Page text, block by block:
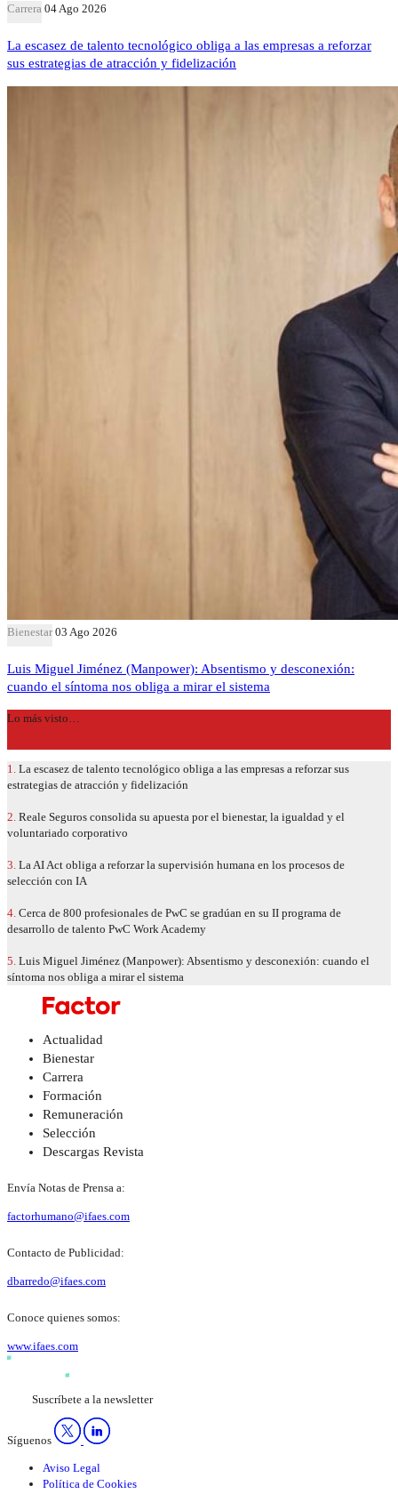
Carrera 04 Ago 2026
La escasez de talento tecnológico obliga a las empresas a reforzar
sus estrategias de atracción y fidelización
Bienestar 03 Ago 2026
Luis Miguel Jiménez (Manpower): Absentismo y desconexión:
cuando el síntoma nos obliga a mirar el sistema
Lo más visto…
1. La escasez de talento tecnológico obliga a las empresas a reforzar sus
estrategias de atracción y fidelización
2. Reale Seguros consolida su apuesta por el bienestar, la igualdad y el
voluntariado corporativo
3. La AI Act obliga a reforzar la supervisión humana en los procesos de
selección con IA
4. Cerca de 800 profesionales de PwC se gradúan en su II programa de
desarrollo de talento PwC Work Academy
5. Luis Miguel Jiménez (Manpower): Absentismo y desconexión: cuando el
síntoma nos obliga a mirar el sistema
Actualidad
Bienestar
Carrera
Formación
Remuneración
Selección
Descargas Revista
Envía Notas de Prensa a:
factorhumano@ifaes.com
Contacto de Publicidad:
dbarredo@ifaes.com
Conoce quienes somos:
www.ifaes.com
Suscríbete a la newsletter
Síguenos
Aviso Legal
Política de Cookies